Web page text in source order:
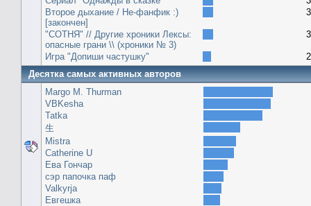
Второе дыхание / Не-фанфик :)
[закончен]
"СОТНЯ" // Другие хроники Лексы:
опасные грани \\ (хроники № 3)
Игра "Допиши частушку"
Десятка самых активных авторов
Margo M. Thurman
VBKesha
Tatka
生
Mistra
Catherine U
Ева Гончар
сэр папочка паф
Valkyrja
Евгешка